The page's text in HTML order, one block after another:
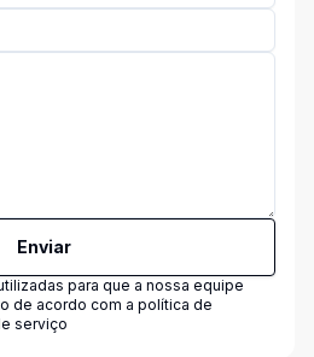
Enviar
para que a nossa equipe
de acordo com a política de
serviço